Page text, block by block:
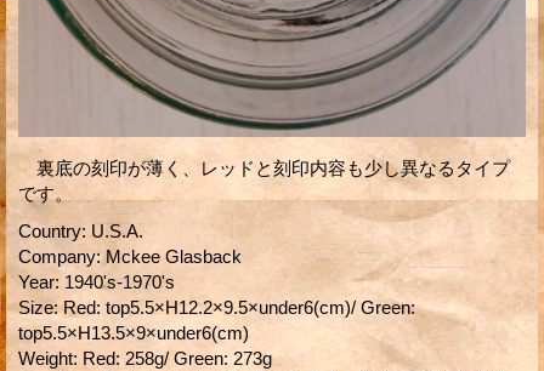
裏底の刻印が薄く、レッドと刻印内容も少し異なるタイプ
です。
Country: U.S.A.
Company: Mckee Glasback
Year: 1940's-1970's
Size: Red: top5.5×H12.2×9.5×under6(cm)/ Green:
top5.5×H13.5×9×under6(cm)
Weight: Red: 258g/ Green: 273g